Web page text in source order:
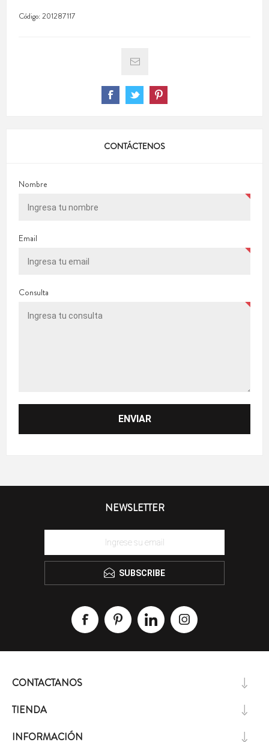
Código:201287117
CONTÁCTENOS
Nombre
Email
Consulta
NEWSLETTER
SUBSCRIBE
CONTACTANOS
TIENDA
INFORMACIÓN